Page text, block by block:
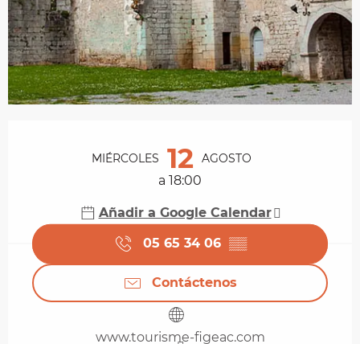
MIÉRCOLES 12 AGOSTO
a 18:00
Añadir a Google Calendar
05 65 34 06 ▒▒
Contáctenos
www.tourisme-figeac.com